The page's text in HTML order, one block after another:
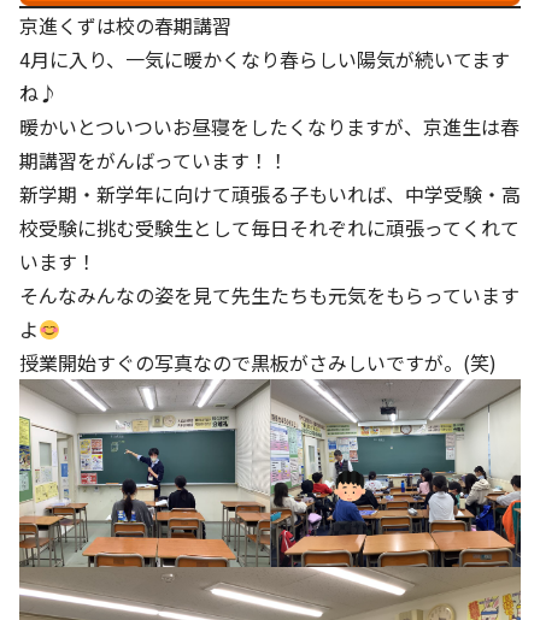
京進くずは校の春期講習
4月に入り、一気に暖かくなり春らしい陽気が続いてます
ね♪
暖かいとついついお昼寝をしたくなりますが、京進生は春
期講習をがんばっています！！
新学期・新学年に向けて頑張る子もいれば、中学受験・高
校受験に挑む受験生として毎日それぞれに頑張ってくれて
います！
そんなみんなの姿を見て先生たちも元気をもらっています
よ
授業開始すぐの写真なので黒板がさみしいですが。(笑)